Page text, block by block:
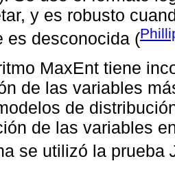
y es robusto
es desconocida (
MaxEnt tiene
de las variables
de
de las variables
se utilizó la prueba